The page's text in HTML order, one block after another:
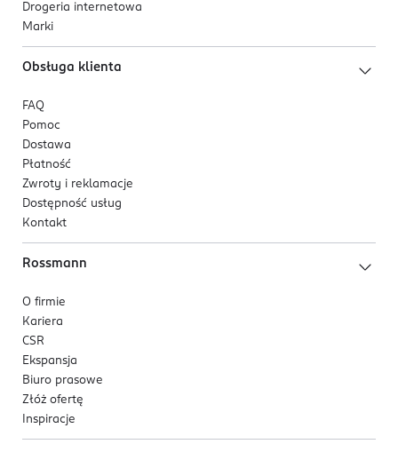
Drogeria internetowa
Marki
Obsługa klienta
FAQ
Pomoc
Dostawa
Płatność
Zwroty i reklamacje
Dostępność usług
Kontakt
Rossmann
O firmie
Kariera
CSR
Ekspansja
Biuro prasowe
Złóż ofertę
Inspiracje